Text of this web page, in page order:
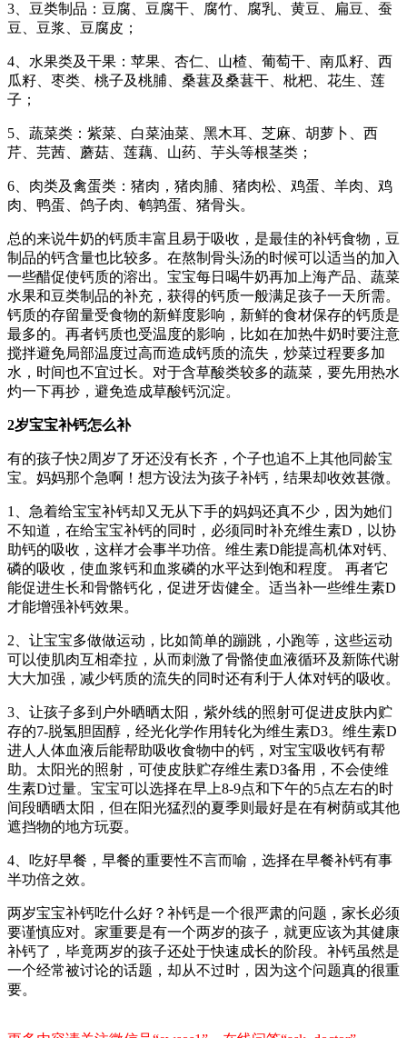
3、豆类制品：豆腐、豆腐干、腐竹、腐乳、黄豆、扁豆、蚕
豆、豆浆、豆腐皮；
4、水果类及干果：苹果、杏仁、山楂、葡萄干、南瓜籽、西
瓜籽、枣类、桃子及桃脯、桑葚及桑葚干、枇杷、花生、莲
子；
5、蔬菜类：紫菜、白菜油菜、黑木耳、芝麻、胡萝卜、西
芹、芫茜、蘑菇、莲藕、山药、芋头等根茎类；
6、肉类及禽蛋类：猪肉，猪肉脯、猪肉松、鸡蛋、羊肉、鸡
肉、鸭蛋、鸽子肉、鹌鹑蛋、猪骨头。
总的来说牛奶的钙质丰富且易于吸收，是最佳的补钙食物，豆
制品的钙含量也比较多。在熬制骨头汤的时候可以适当的加入
一些醋促使钙质的溶出。宝宝每日喝牛奶再加上海产品、蔬菜
水果和豆类制品的补充，获得的钙质一般满足孩子一天所需。
钙质的存留量受食物的新鲜度影响，新鲜的食材保存的钙质是
最多的。再者钙质也受温度的影响，比如在加热牛奶时要注意
搅拌避免局部温度过高而造成钙质的流失，炒菜过程要多加
水，时间也不宜过长。对于含草酸类较多的蔬菜，要先用热水
灼一下再抄，避免造成草酸钙沉淀。
2岁宝宝补钙怎么补
有的孩子快2周岁了牙还没有长齐，个子也追不上其他同龄宝
宝。妈妈那个急啊！想方设法为孩子补钙，结果却收效甚微。
1、急着给宝宝补钙却又无从下手的妈妈还真不少，因为她们
不知道，在给宝宝补钙的同时，必须同时补充维生素D，以协
助钙的吸收，这样才会事半功倍。维生素D能提高机体对钙、
磷的吸收，使血浆钙和血浆磷的水平达到饱和程度。 再者它
能促进生长和骨骼钙化，促进牙齿健全。适当补一些维生素D
才能增强补钙效果。
2、让宝宝多做做运动，比如简单的蹦跳，小跑等，这些运动
可以使肌肉互相牵拉，从而刺激了骨骼使血液循环及新陈代谢
大大加强，减少钙质的流失的同时还有利于人体对钙的吸收。
3、让孩子多到户外晒晒太阳，紫外线的照射可促进皮肤内贮
存的7-脱氢胆固醇，经光化学作用转化为维生素D3。维生素D
进人人体血液后能帮助吸收食物中的钙，对宝宝吸收钙有帮
助。太阳光的照射，可使皮肤贮存维生素D3备用，不会使维
生素D过量。宝宝可以选择在早上8-9点和下午的5点左右的时
间段晒晒太阳，但在阳光猛烈的夏季则最好是在有树荫或其他
遮挡物的地方玩耍。
4、吃好早餐，早餐的重要性不言而喻，选择在早餐补钙有事
半功倍之效。
两岁宝宝补钙吃什么好？补钙是一个很严肃的问题，家长必须
要谨慎应对。家重要是有一个两岁的孩子，就更应该为其健康
补钙了，毕竟两岁的孩子还处于快速成长的阶段。补钙虽然是
一个经常被讨论的话题，却从不过时，因为这个问题真的很重
要。